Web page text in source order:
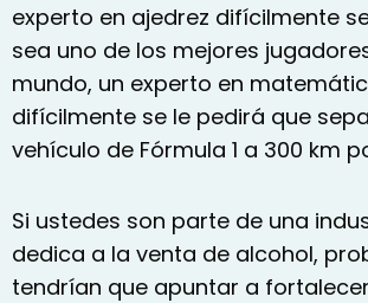
experto en ajedrez difícilmente
sea uno de los mejores
mundo, un experto en
difícilmente se le pedirá que
vehículo de Fórmula 1 a 300 km
Si ustedes son parte de una
dedica a la venta de alcohol,
tendrían que apuntar a